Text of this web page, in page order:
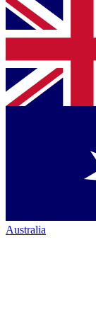
Australia